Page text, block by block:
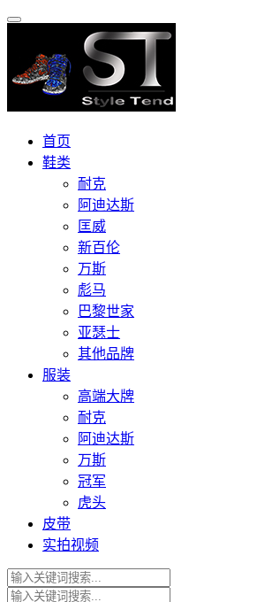
首页
鞋类
耐克
阿迪达斯
匡威
新百伦
万斯
彪马
巴黎世家
亚瑟士
其他品牌
服装
高端大牌
耐克
阿迪达斯
万斯
冠军
虎头
皮带
实拍视频